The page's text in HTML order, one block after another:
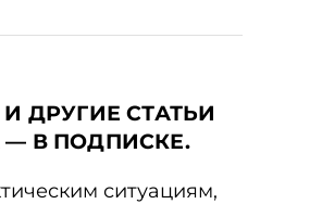
ДРУГИЕ СТАТЬИ
— В ПОДПИСКЕ.
ситуациям,